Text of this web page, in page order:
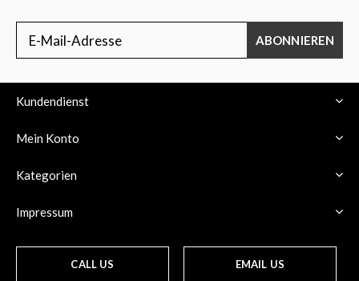
ABONNIEREN
Kundendienst
Mein Konto
Kategorien
Impressum
CALL US EMAIL US